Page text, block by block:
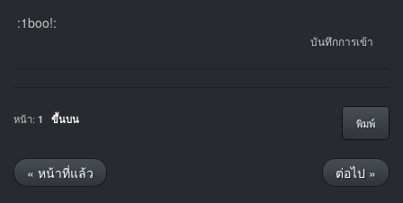
:1boo!:
บันทึกการเข้า
พิมพ์
หน้า: 1 ขึ้นบน
« หน้าที่แล้ว ต่อไป »